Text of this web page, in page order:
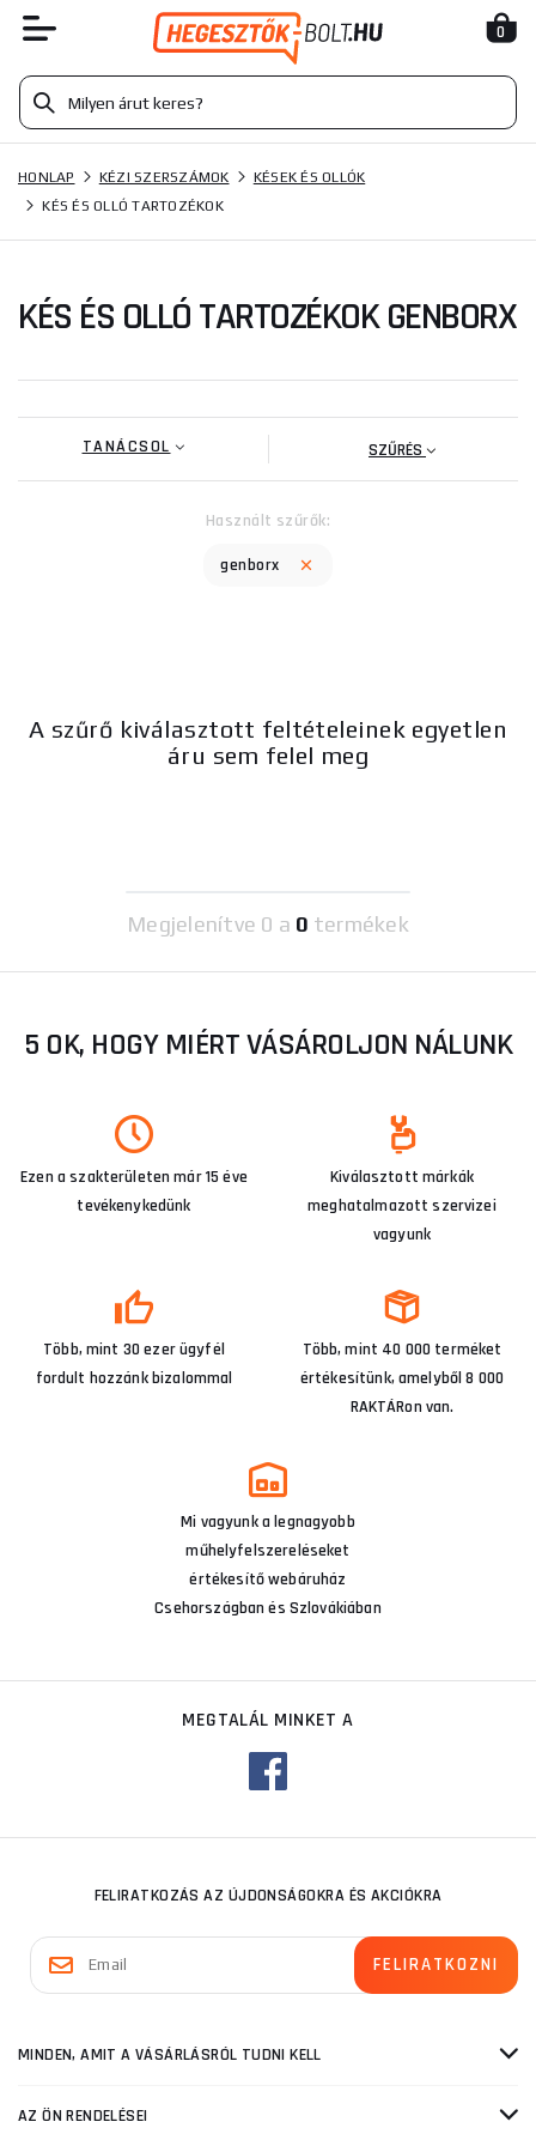
0
HONLAP KÉZI SZERSZÁMOK
KÉSEK ÉS OLLÓK
KÉS ÉS OLLÓ TARTOZÉKOK
KÉS ÉS OLLÓ TARTOZÉKOK GENBORX
TANÁCSOL SZŰRÉS
Használt szűrők:
genborx
A szűrő kiválasztott feltételeinek egyetlen
áru sem felel meg
Megjelenítve 0 a 0 termékek
5 OK, HOGY MIÉRT VÁSÁROLJON NÁLUNK
Ezen a szakterületen már 15 éve
tevékenykedünk
Kiválasztott márkák
meghatalmazott szervizei
vagyunk
Több, mint 30 ezer ügyfél
fordult hozzánk bizalommal
Több, mint 40 000 terméket
értékesítünk, amelyből 8 000
RAKTÁRon van.
Mi vagyunk a legnagyobb
műhelyfelszereléseket
értékesítő webáruház
Csehországban és Szlovákiában
MEGTALÁL MINKET A
FELIRATKOZÁS AZ ÚJDONSÁGOKRA ÉS AKCIÓKRA
MINDEN, AMIT A VÁSÁRLÁSRÓL TUDNI KELL
AZ ÖN RENDELÉSEI